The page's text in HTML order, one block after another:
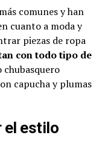
comunes y han
cuanto a moda y
piezas de ropa
con todo tipo de
chubasquero
capucha y plumas
el estilo